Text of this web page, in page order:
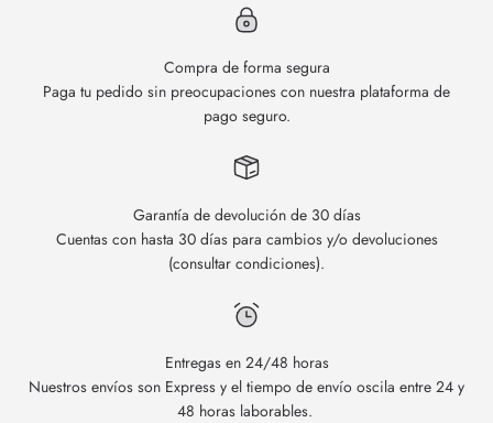
Compra de forma segura
Paga tu pedido sin preocupaciones con nuestra plataforma de
pago seguro.
Garantía de devolución de 30 días
Cuentas con hasta 30 días para cambios y/o devoluciones
(consultar condiciones).
Entregas en 24/48 horas
Nuestros envíos son Express y el tiempo de envío oscila entre 24 y
48 horas laborables.